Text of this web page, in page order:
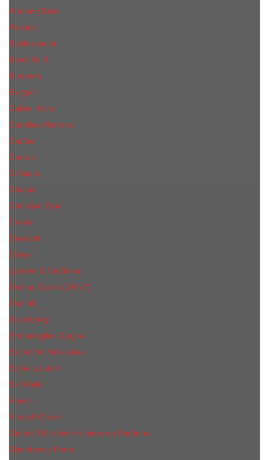
Armand Basi
Azzaro
Baldessarini
Bond № 9
Burberry
Bvlgari
Calvin Klein
Carolina Herrera
Cartier
Cerruti
Сliniquе
Chanel
Christian Dior
Creed
Davidoff
Diesel
Дольче & Габбана
Donna Karan (DKNY)
Dunhill
Eisenberg
Ermenegildo Zegna
Escentric Molecules
Еsteе Lаudеr
Ex Nihilo
Fendi
Franck Olivier
Gerald Ghislain Histoires de Parfums
Gianfranco Ferre